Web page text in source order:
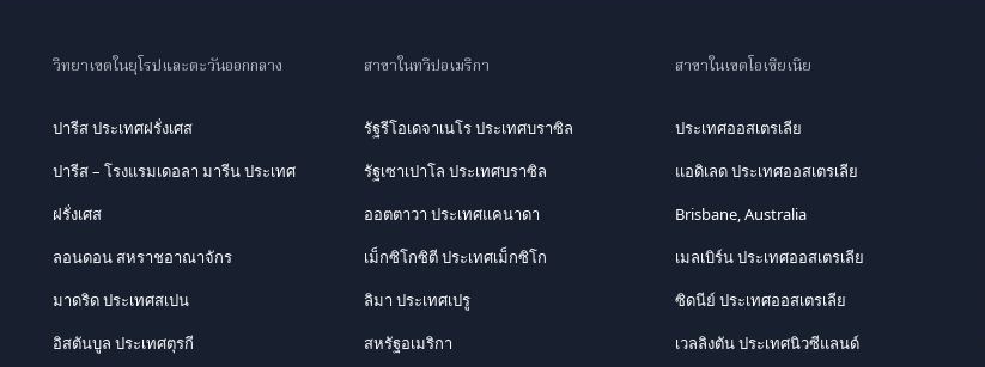
วิทยาเขตในยุโรปและตะวันออกกลาง
ปารีส ประเทศฝรั่งเศส
ปารีส – โรงแรมเดอลา มารีน ประเทศ
ฝรั่งเศส
ลอนดอน สหราชอาณาจักร
มาดริด ประเทศสเปน
อิสตันบูล ประเทศตุรกี
สาขาในทวีปอเมริกา
รัฐรีโอเดจาเนโร ประเทศบราซิล
รัฐเซาเปาโล ประเทศบราซิล
ออตตาวา ประเทศแคนาดา
เม็กซิโกซิตี ประเทศเม็กซิโก
ลิมา ประเทศเปรู
สหรัฐอเมริกา
สาขาในเขตโอเชียเนีย
ประเทศออสเตรเลีย
แอดิเลด ประเทศออสเตรเลีย
Brisbane, Australia
เมลเบิร์น ประเทศออสเตรเลีย
ซิดนีย์ ประเทศออสเตรเลีย
เวลลิงตัน ประเทศนิวซีแลนด์